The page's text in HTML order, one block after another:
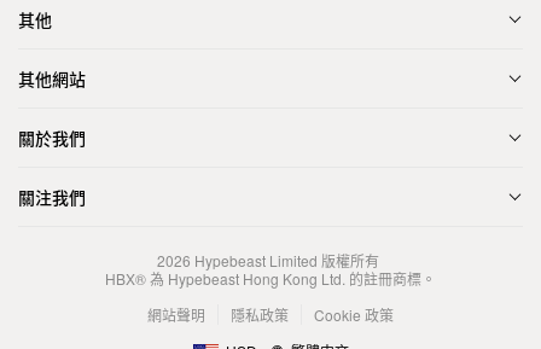
其他
其他網站
關於我們
關注我們
2026 Hypebeast Limited 版權所有
HBX® 為 Hypebeast Hong Kong Ltd. 的註冊商標。
網站聲明
隱私政策
Cookie 政策